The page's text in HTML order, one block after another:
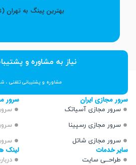
بهترین پینگ به تهران (20ms)
نیاز به مشاوره و پشتیبانی
مشاوره و پشتیبانی تلفنی ، شنبه تا پنجشنبه، 9 صبح
ایران
مجازی آسیاتک
مجازی رسپینا
مجازی شاتل
سرور مجازی
سرور مجازی
سرور مجازی
سرور مجازی
سایت
لینک های مفید
درباره ما